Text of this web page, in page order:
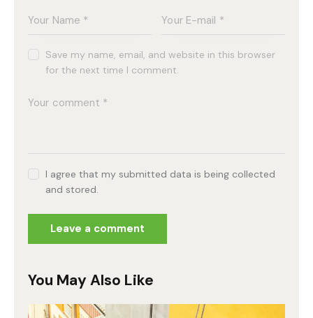
Save my name, email, and website in this browser
for the next time I comment.
I agree that my submitted data is being collected
and stored.
You May Also Like